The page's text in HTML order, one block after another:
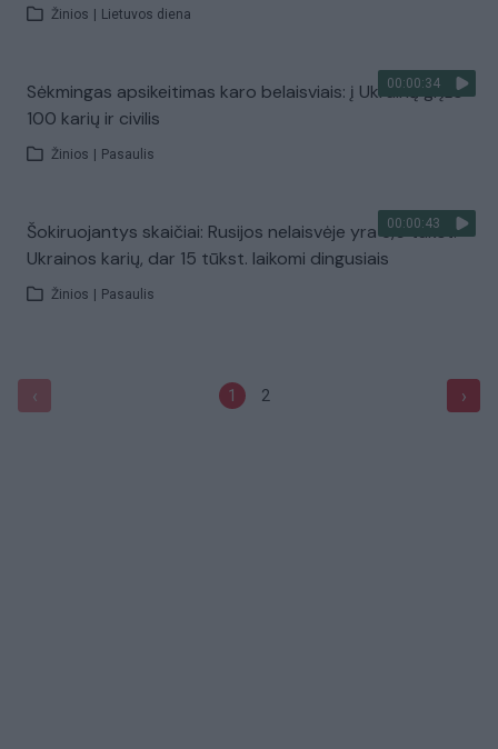
Žinios Lietuvos diena
00:00:34
Sėkmingas apsikeitimas karo belaisviais: į Ukrainą grįžo
100 karių ir civilis
Žinios Pasaulis
00:00:43
Šokiruojantys skaičiai: Rusijos nelaisvėje yra 3,5 tūkst.
Ukrainos karių, dar 15 tūkst. laikomi dingusiais
Žinios Pasaulis
‹ 1 2 ›